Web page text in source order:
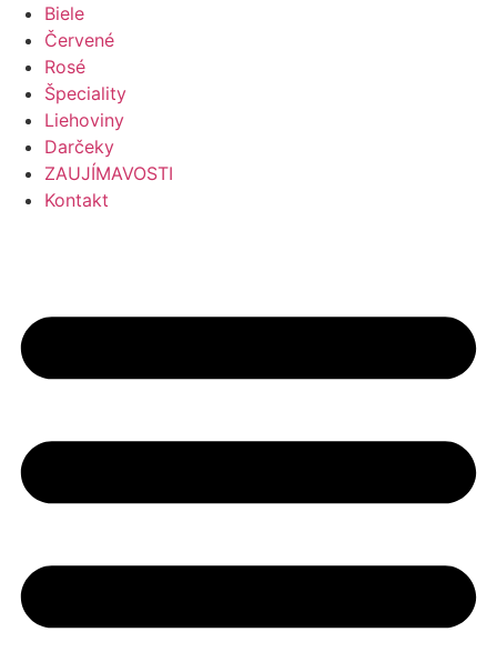
Preskočiť
obsah
Biele
Červené
Rosé
Špeciality
Liehoviny
Darčeky
ZAUJÍMAVOSTI
Kontakt